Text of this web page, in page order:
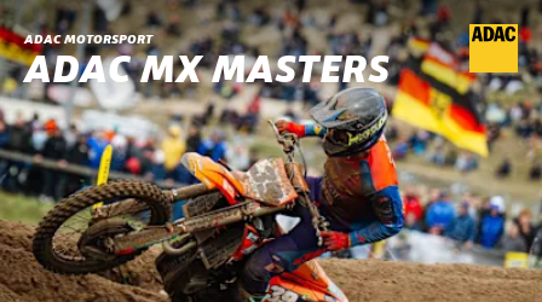
ADAC MOTORSPORT
ADAC MX MASTERS